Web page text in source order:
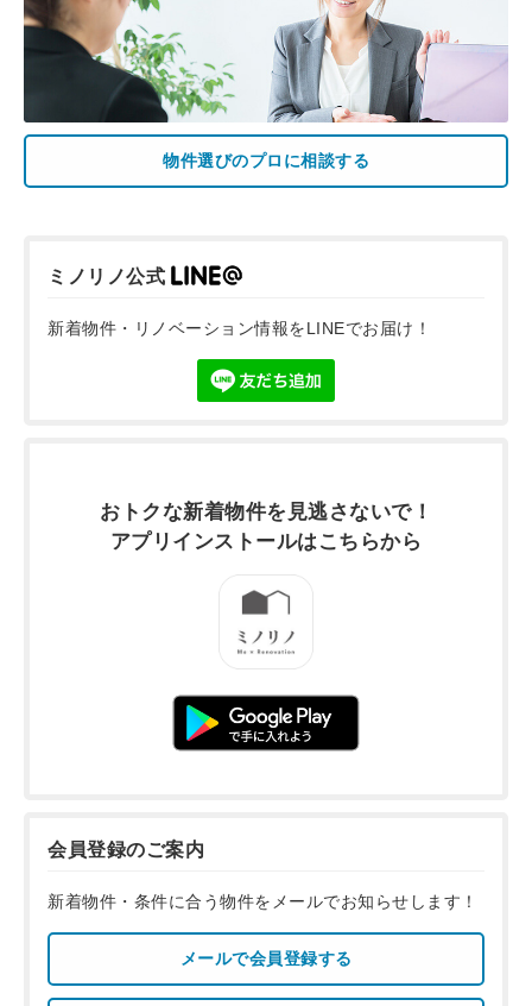
物件選びのプロに相談する
ミノリノ公式
新着物件・リノベーション情報をLINEでお届け！
おトクな新着物件を 見逃さないで！
アプリインストールはこちらから
会員登録のご案内
新着物件・条件に合う物件をメールでお知らせします！
メールで会員登録する